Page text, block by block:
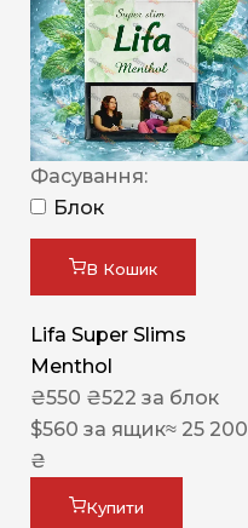
Фасування:
Блок
В Кошик
Lifa Super Slims
Menthol
₴550 ₴522 за блок
$560 за ящик≈ 25 200
₴
Купити